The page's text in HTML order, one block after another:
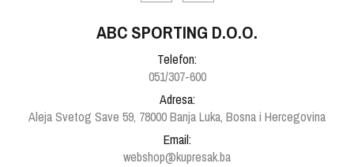
ABC SPORTING D.O.O.
Telefon:
051/307-600
Adresa:
Aleja Svetog Save 59, 78000 Banja Luka, Bosna i Hercegovina
Email:
webshop@kupresak.ba